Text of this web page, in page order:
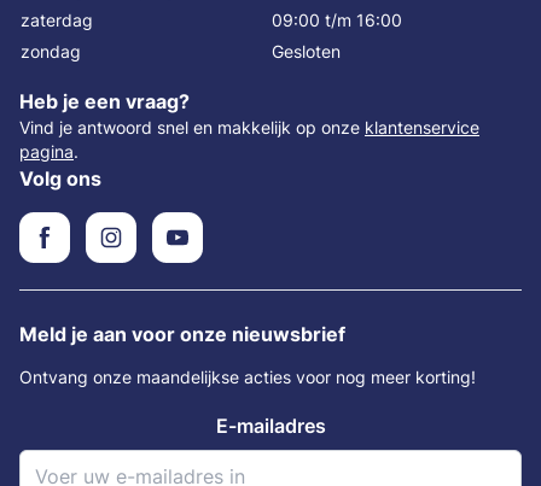
zaterdag
09:00 t/m 16:00
zondag
Gesloten
Heb je een vraag?
Vind je antwoord snel en makkelijk op onze klantenservice
pagina.
Volg ons
Meld je aan voor onze nieuwsbrief
Ontvang onze maandelijkse acties voor nog meer korting!
E-mailadres